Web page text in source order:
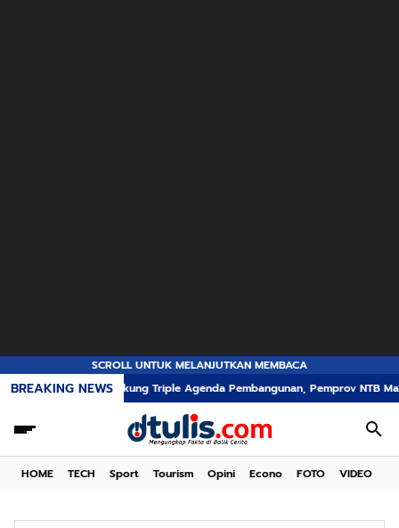
SCROLL UNTUK MELANJUTKAN MEMBACA
BREAKING NEWS
Dukung Triple Agenda Pembangunan, Pemprov NTB Mantapkan
HOME TECH Sport Tourism Opini Econo FOTO VIDEO